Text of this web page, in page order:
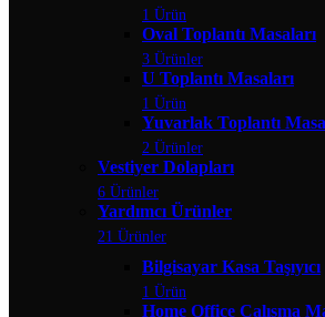
1 Ürün
Oval Toplantı Masaları
3 Ürünler
U Toplantı Masaları
1 Ürün
Yuvarlak Toplantı
2 Ürünler
Vestiyer Dolapları
6 Ürünler
Yardımcı Ürünler
21 Ürünler
Bilgisayar Kasa Taşıyıcı
1 Ürün
Home Office Çalışma